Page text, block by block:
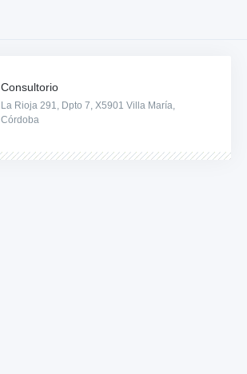
Consultorio
La Rioja 291, Dpto 7, X5901 Villa María,
Córdoba